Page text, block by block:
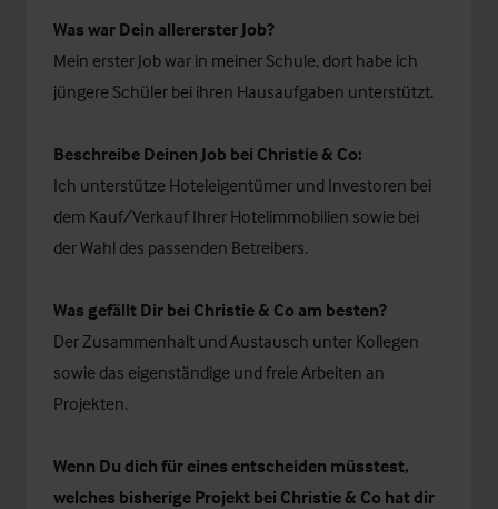
Was war Dein allererster Job?
Mein erster Job war in meiner Schule, dort habe ich
jüngere Schüler bei ihren Hausaufgaben unterstützt.
Beschreibe Deinen Job bei Christie & Co:
Ich unterstütze Hoteleigentümer und Investoren bei
dem Kauf/Verkauf Ihrer Hotelimmobilien sowie bei
der Wahl des passenden Betreibers.
Was gefällt Dir bei Christie & Co am besten?
Der Zusammenhalt und Austausch unter Kollegen
sowie das eigenständige und freie Arbeiten an
Projekten.
Wenn Du dich für eines entscheiden müsstest,
welches bisherige Projekt bei Christie & Co hat dir